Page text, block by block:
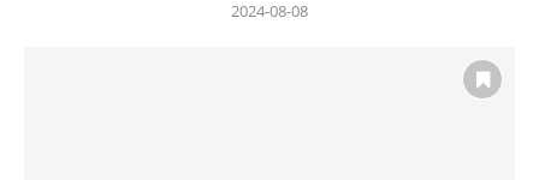
2024-08-08